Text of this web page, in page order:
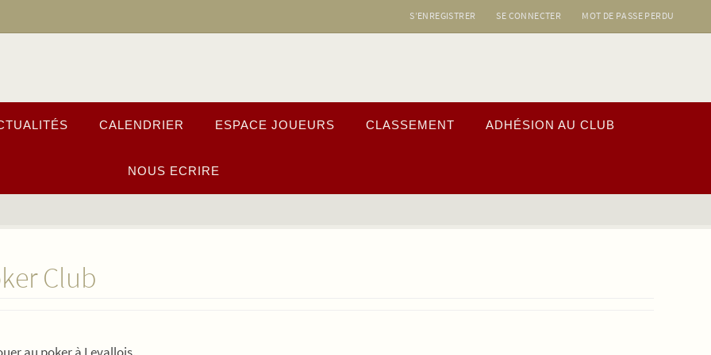
S’ENREGISTRER SE CONNECTER MOT DE PASSE PERDU
CALENDRIER ESPACE JOUEURS CLASSEMENT ADHÉSION AU CLUB
NOUS ECRIRE
Club